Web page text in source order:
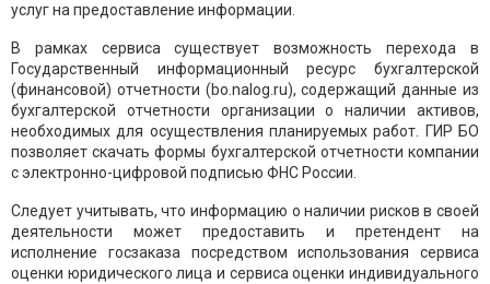
услуг на предоставление информации.
В рамках сервиса существует возможность перехода в
Государственный информационный ресурс бухгалтерской
(финансовой) отчетности (bo.nalog.ru), содержащий данные из
бухгалтерской отчетности организации о наличии активов,
необходимых для осуществления планируемых работ. ГИР БО
позволяет скачать формы бухгалтерской отчетности компании
с электронно-цифровой подписью ФНС России.
Следует учитывать, что информацию о наличии рисков в своей
деятельности может предоставить и претендент на
исполнение госзаказа посредством использования сервиса
оценки юридического лица и сервиса оценки индивидуального